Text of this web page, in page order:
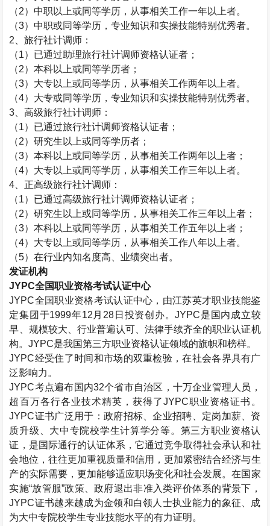
（2）中职以上或同等学历，从事相关工作一年以上者。
（3）中职或同等学历，专业知识和实操技能特别优秀者。
2 、旅行社计调师：
（1）已通过助理旅行社计调师资格认证者；
（2）本科以上或同等学历者；
（3）大专以上或同等学历，从事相关工作两年以上者。
（4）大专或同等学历，专业知识和实操技能特别优秀者。
3 、高级旅行社计调师：
（1）已通过旅行社计调师资格认证者；
（2）研究生以上或同等学历者；
（3）本科以上或同等学历，从事相关工作两年以上者；
（4）大专以上或同等学历，从事相关工作三年以上者。
4 、正高级旅行社计调师：
（1）已通过高级旅行社计调师资格认证者；
（2）研究生以上或同等学历，从事相关工作三年以上者；
（3）本科以上或同等学历，从事相关工作五年以上者；
（4）大专以上或同等学历，从事相关工作八年以上者。
（5）在行业内知名度高、业绩突出者。
发证机构
JYPC全国职业资格考试认证中心
JYPC全国职业资格考试认证中心，由江苏英才职业技能鉴
定集团于1999年12 月 28 日投资创办。JYPC是国内成立较
早、规模较大、行业普遍认可、法律手续齐全的职业认证机
构。JYPC是我国第三方职业资格认证领域的旗帜和榜样。
JYPC经受住了时间和市场的双重检验，在社会各界具有广
泛影响力。
JYPC考点遍布国内32个省市自治区，十万企业管理人员，
超百万各行各业技术精英，获得了JYPC职业资格证书。
JYPC证书广泛用于：政府招标、企业招聘、定岗加薪、资
质升级、大中专院校学生计算学分等。第三方职业资格认
证，是国际通行的认证体系，它通过竞争取得社会承认和社
会地位，往往更加重视质量和信用，更加紧密结合经济与生
产的实际需要，更加能够适应职场变化和社会发展。在国家
实施“放管服”政策、政府退出非准入类评价体系的背景下，
JYPC证书越来越成为金领和白领人士执业能力的象征、成
为大中专院校学生专业技能水平的有力证明。